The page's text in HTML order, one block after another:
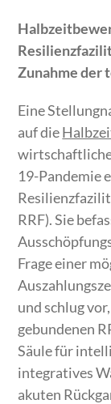
Zunahme der
Eine
auf die
19-Pandemie
RRF). Sie
Frage einer
und schlug
gebundenen
Säule für
integratives
akuten